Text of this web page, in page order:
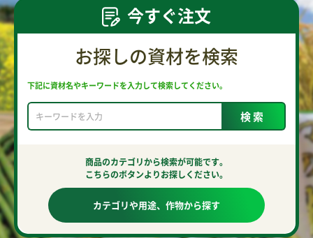
今すぐ注文
お探しの資材を検索
下記に資材名やキーワードを入力して検索してください。
検索
商品のカテゴリから検索が可能です。
こちらのボタンよりお探しください。
カテゴリや用途、作物から探す